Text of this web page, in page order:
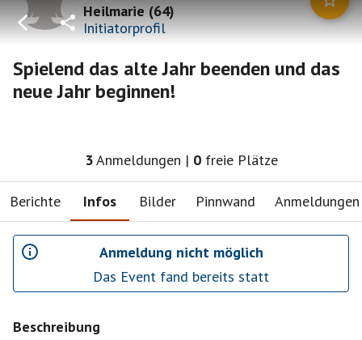
Heilmarie(64)
Initiatorprofil
Spielend das alte Jahr beenden und das
neue Jahr beginnen!
3Anmeldungen | 0 freie Plätze
Berichte Infos Bilder Pinnwand Anmeldungen
Anmeldung nicht möglich
Das Event fand bereits statt
Beschreibung